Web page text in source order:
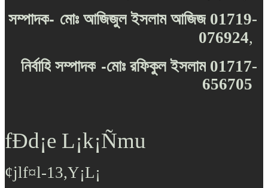
সম্পাদক- মোঃ আজিজুল ইসলাম আজিজ 01719-
076924,
নির্বাহি সম্পাদক -মোঃ রফিকুল ইসলাম 01717-
656705
fÐd¡e L¡k¡Ñmu
¢jlf¤l-13,Y¡L¡